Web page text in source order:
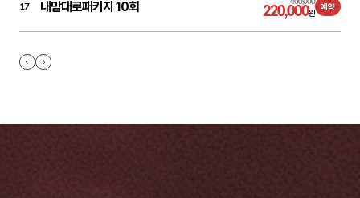
17 내맘대로패키지 10회 220,000원
예약